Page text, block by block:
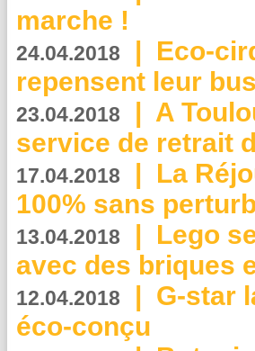
marche !
24.04.2018 | Eco-
repensent leur
23.04.2018 | A
service de retrait
17.04.2018 | La
100% sans
13.04.2018 | Lego
avec des briques
12.04.2018 | G-star
éco-conçu